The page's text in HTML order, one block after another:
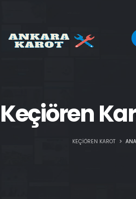
Keçiören
KEÇIÖREN KAROT